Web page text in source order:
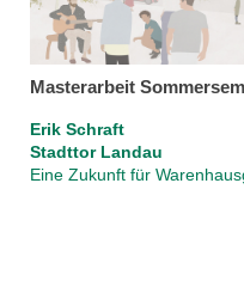
Masterarbeit
Erik Schraft
Stadttor Landau
Eine Zukunft für